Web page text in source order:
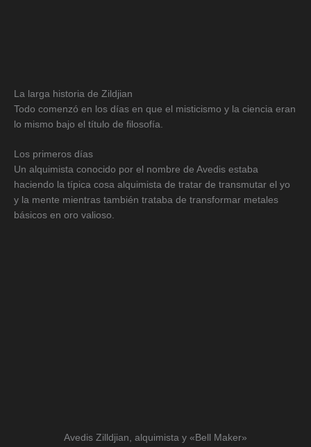
La larga historia de Zildjian
Todo comenzó en los días en que el misticismo y la ciencia eran
lo mismo bajo el título de filosofía.
Los primeros días
Un alquimista conocido por el nombre de Avedis estaba
haciendo la típica cosa alquimista de tratar de transmutar el yo
y la mente mientras también trataba de transformar metales
básicos en oro valioso.
Avedis Zilldjian, alquimista y «Bell Maker»